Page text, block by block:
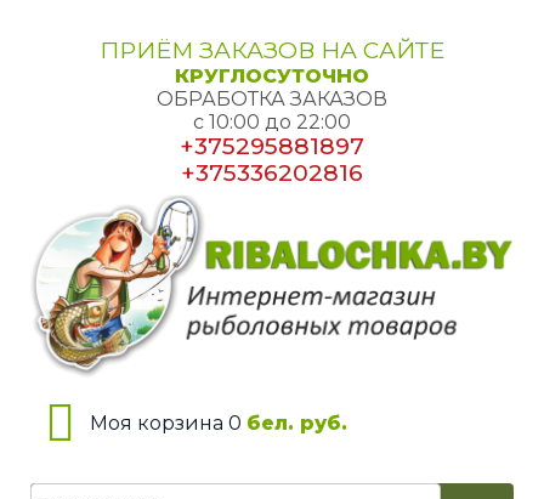
ПРИЁМ ЗАКАЗОВ НА САЙТЕ
КРУГЛОСУТОЧНО
ОБРАБОТКА ЗАКАЗОВ
с 10:00 до 22:00
+375295881897
+375336202816
Моя корзина 0 бел. руб.